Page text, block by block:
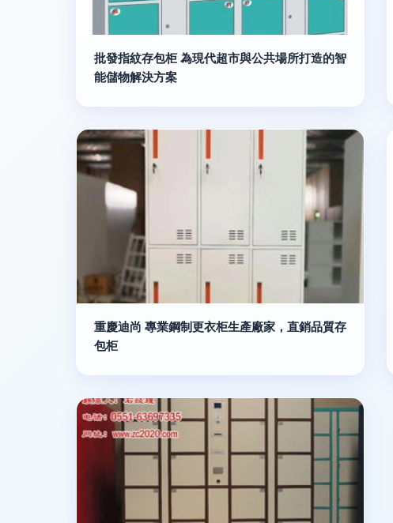
批發指紋存包柜 為現代超市與公共場所打造的智
能儲物解決方案
重慶迪尚 專業鋼制更衣柜生產廠家，直銷品質存
包柜